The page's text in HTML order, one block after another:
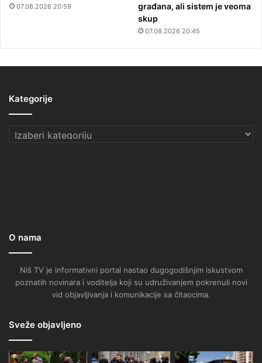
07.08.2026 20:59
građana, ali sistem je veoma
skup
07.08.2026 20:45
Kategorije
Kategorije
O nama
Niš TV je informativni portal nastao dugogodišnjim iskustvom
poznatih novinara i voditelja koji su udruživanjem pokrenuli novi
vid objavljivanja i komunikacije sa čitaocima.
Sveže objavljeno